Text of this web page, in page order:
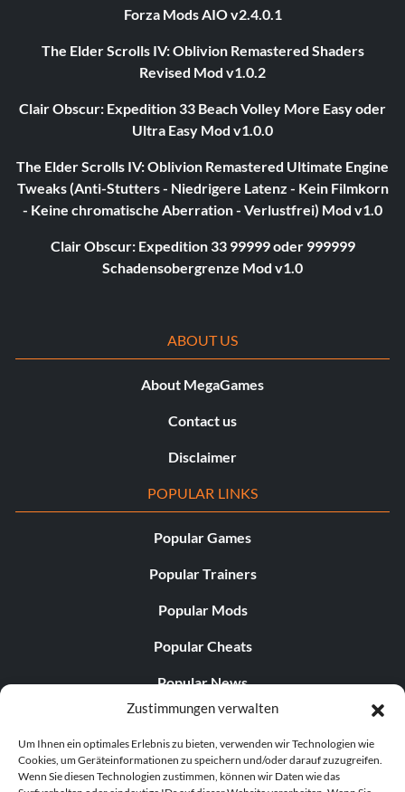
Zustimmungen verwalten
Um Ihnen ein optimales Erlebnis zu bieten, verwenden wir Technologien wie
Cookies, um Geräteinformationen zu speichern und/oder darauf zuzugreifen.
Wenn Sie diesen Technologien zustimmen, können wir Daten wie das
Forza Mods AIO v2.4.0.1
The Elder Scrolls IV: Oblivion Remastered Shaders
Revised Mod v1.0.2
Clair Obscur: Expedition 33 Beach Volley More Easy oder
Ultra Easy Mod v1.0.0
The Elder Scrolls IV: Oblivion Remastered Ultimate Engine
Tweaks (Anti-Stutters - Niedrigere Latenz - Kein Filmkorn
- Keine chromatische Aberration - Verlustfrei) Mod v1.0
Clair Obscur: Expedition 33 99999 oder 999999
Schadensobergrenze Mod v1.0
ABOUT US
About MegaGames
Contact us
Disclaimer
POPULAR LINKS
Popular Games
Popular Trainers
Popular Mods
Popular Cheats
Popular News
Popular Editorials
Popular Free Games